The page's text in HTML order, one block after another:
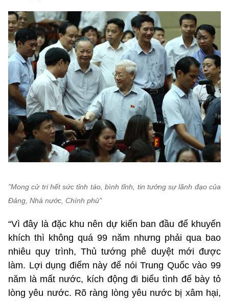
"Mong cử tri hết sức tỉnh táo, bình tĩnh, tin tưởng sự lãnh đạo của
Đảng, Nhà nước, Chính phủ"
“Vì đây là đặc khu nên dự kiến ban đầu để khuyến
khích thì không quá 99 năm nhưng phải qua bao
nhiêu quy trình, Thủ tướng phê duyệt mới được
làm. Lợi dụng điểm này để nói Trung Quốc vào 99
năm là mất nước, kích động đi biểu tình để bày tỏ
lòng yêu nước. Rõ ràng lòng yêu nước bị xâm hại,